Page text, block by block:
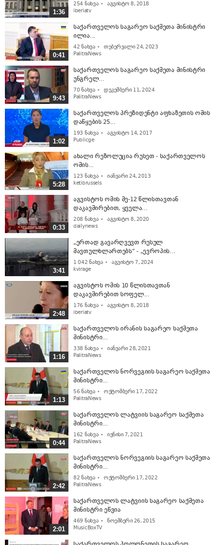
1:36
254 ნახვა
აგვისტო 8, 2018
iberiatv
0:41
საქართველოს საგარეო საქმეთა მინისტრი
ილია...
42 ნახვა
თებერვალი 24, 2023
PalitraNews
9:43
საქართველოს საგარეო საქმეთა მინისტრი
უნგრელ...
70 ნახვა
დეკემბერი 11, 2024
PalitraNews
1:02
საქართველოს პრეზიდენტი აფხაზეთის ომის
დაწყების 25...
193 ნახვა
აგვისტო 14, 2017
Publicge
5:28
ახალი რეზოლუცია რუსეთ - საქართველოს
ომის...
123 ნახვა
იანვარი 24, 2013
ketibrussels
0:33
აგვისტოს ომის მე-12 წლისთავთან
დაკავშირებით, ყველა...
208 ნახვა
აგვისტო 8, 2020
dailynews
3:41
„ერთად გავარღვევთ რუსულ
მავთულხლართებს“ - „ევროპის...
1 042 ნახვა
აგვისტო 7, 2024
kvirage
2:48
აგვისტოს ომის 10 წლისთავთან
დაკავშირებით სოფელ...
176 ნახვა
აგვისტო 8, 2018
iberiatv
1:16
საქართველოს ირანის საგარეო საქმეთა
მინისტრი...
338 ნახვა
იანვარი 28, 2021
PalitraNews
1:13
საქართველოს ნორვეგიის საგარეო საქმეთა
მინისტრი...
56 ნახვა
ოქტომბერი 17, 2022
PalitraNews
0:44
საქართველოს ლატვიის საგარეო საქმეთა
მინისტრი...
162 ნახვა
ივნისი 7, 2021
PalitraNews
2:42
საქართველოს ნორვეგიის საგარეო საქმეთა
მინისტრი...
82 ნახვა
ოქტომბერი 17, 2022
PalitraNews
2:01
საქართველოს ლატვიის საგარეო საქმეთა
მინისტრი ეწვია
469 ნახვა
ნოემბერი 26, 2015
MusicBoxTV